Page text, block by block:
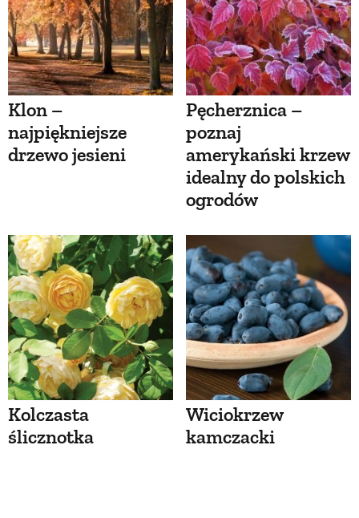
Klon –
najpiękniejsze
drzewo jesieni
Pęcherznica –
poznaj
amerykański krzew
idealny do polskich
ogrodów
Kolczasta
ślicznotka
Wiciokrzew
kamczacki